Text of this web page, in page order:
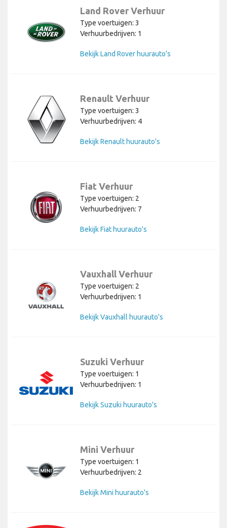
Land Rover Verhuur
Type voertuigen: 3
Verhuurbedrijven: 1
Bekijk Land Rover huurauto's
Renault Verhuur
Type voertuigen: 3
Verhuurbedrijven: 4
Bekijk Renault huurauto's
Fiat Verhuur
Type voertuigen: 2
Verhuurbedrijven: 7
Bekijk Fiat huurauto's
Vauxhall Verhuur
Type voertuigen: 2
Verhuurbedrijven: 1
Bekijk Vauxhall huurauto's
Suzuki Verhuur
Type voertuigen: 1
Verhuurbedrijven: 1
Bekijk Suzuki huurauto's
Mini Verhuur
Type voertuigen: 1
Verhuurbedrijven: 2
Bekijk Mini huurauto's